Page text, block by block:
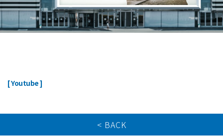
[ Youtube ]
< BACK